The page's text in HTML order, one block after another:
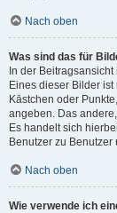
Nach oben
Was sind das für
In der
Eines dieser Bilder
Kästchen oder
angeben. Das
Es handelt sich
Benutzer zu
Nach oben
Wie verwende ich